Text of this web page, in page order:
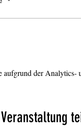
aufgrund der